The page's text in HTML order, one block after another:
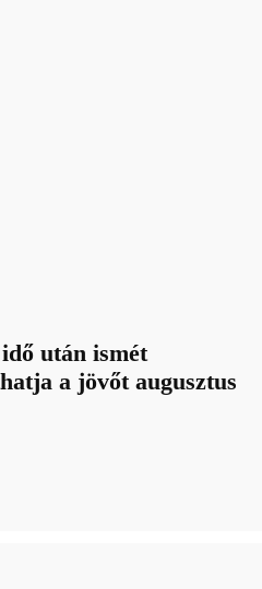
után ismét
a jövőt augusztus